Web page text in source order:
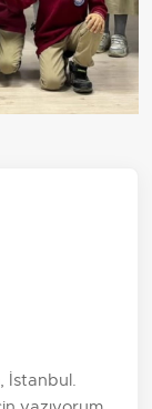
İstanbul.